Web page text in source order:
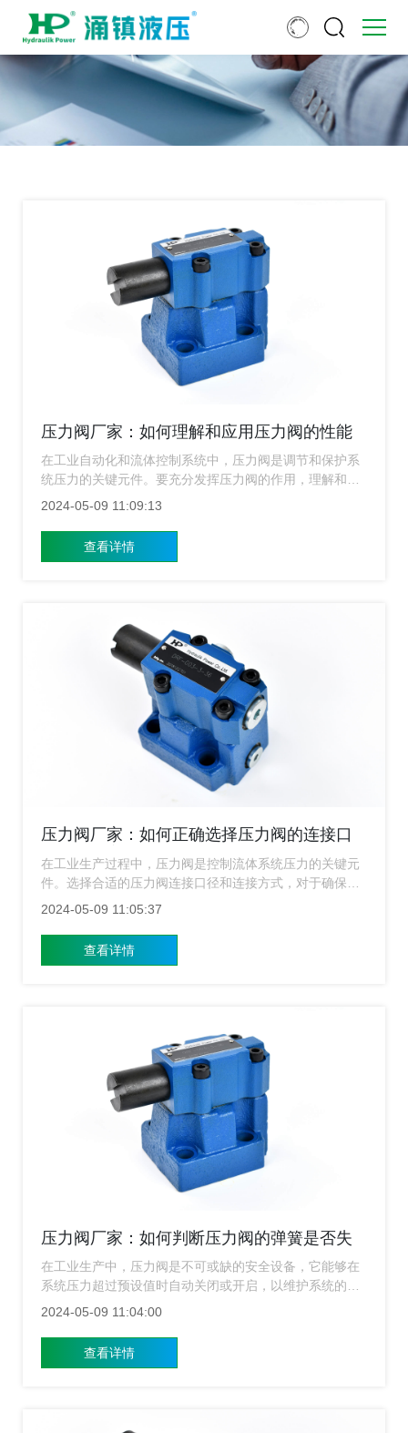
压力阀厂家：如何理解和应用压力阀的性能
参数和规格指标？
在工业自动化和流体控制系统中，压力阀是调节和保护系
统压力的关键元件。要充分发挥压力阀的作用，理解和应
用其性能参数和规格指标至关重要。今天压力阀厂家就来
指标？
2024-05-09 11:09:13
查看详情
压力阀厂家：如何正确选择压力阀的连接口
径和连接方式？
在工业生产过程中，压力阀是控制流体系统压力的关键元
件。选择合适的压力阀连接口径和连接方式，对于确保系
统的安全、稳定运行至关重要。下面压力阀厂家就来详细
2024-05-09 11:05:37
查看详情
压力阀厂家：如何判断压力阀的弹簧是否失
效？
在工业生产中，压力阀是不可或缺的安全设备，它能够在
系统压力超过预设值时自动关闭或开启，以维护系统的稳
定运行。而压力阀中的弹簧作为其核心部件之一，其性能
压力阀的弹簧是否失效，对于保障生产安全至关重要。下
面压力阀厂家就来给广大用户简单的介绍一下要如何来判
2024-05-09 11:04:00
查看详情